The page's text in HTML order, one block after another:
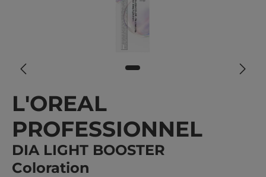
L'OREAL
PROFESSIONNEL
DIA LIGHT BOOSTER
Coloration